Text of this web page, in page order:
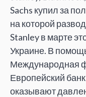
Sachs купил за
на которой
Stanley в марте
Украине. В
Международная
Европейский
оказывают